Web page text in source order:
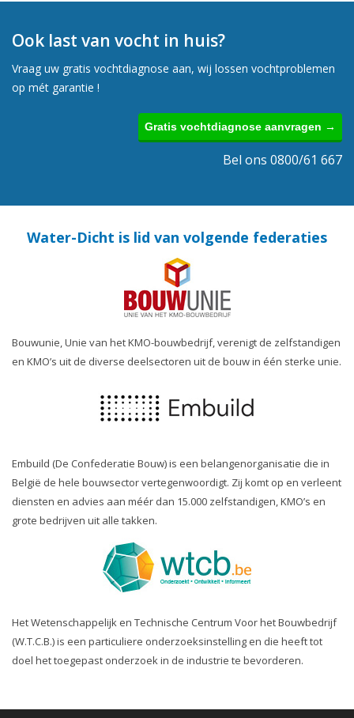
Ook last van vocht in huis?
Vraag uw gratis vochtdiagnose aan, wij lossen vochtproblemen
op mét garantie !
Gratis vochtdiagnose aanvragen →
Bel ons 0800/61 667
Water-Dicht is lid van volgende federaties
Bouwunie, Unie van het KMO-bouwbedrijf, verenigt de zelfstandigen
en KMO’s uit de diverse deelsectoren uit de bouw in één sterke unie.
Embuild (De Confederatie Bouw) is een belangenorganisatie die in
België de hele bouwsector vertegenwoordigt. Zij komt op en verleent
diensten en advies aan méér dan 15.000 zelfstandigen, KMO’s en
grote bedrijven uit alle takken.
Het Wetenschappelijk en Technische Centrum Voor het Bouwbedrijf
(W.T.C.B.) is een particuliere onderzoeksinstelling en die heeft tot
doel het toegepast onderzoek in de industrie te bevorderen.